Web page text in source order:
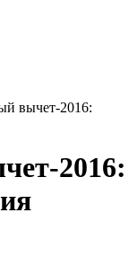
вычет-2016:
2016: